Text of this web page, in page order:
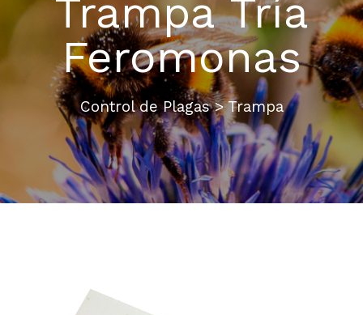
Trampa Tría
Feromonas
Control de Plagas > Trampa